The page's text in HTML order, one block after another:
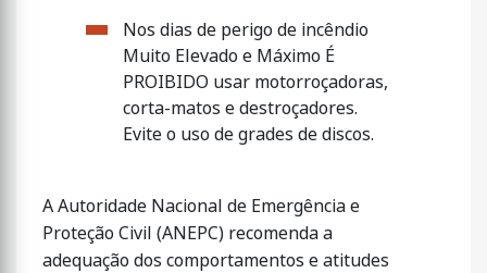
Nos dias de perigo de incêndio
Muito Elevado e Máximo É
PROIBIDO usar motorroçadoras,
corta-matos e destroçadores.
Evite o uso de grades de discos.
A Autoridade Nacional de Emergência e
Proteção Civil (ANEPC) recomenda a
adequação dos comportamentos e atitudes